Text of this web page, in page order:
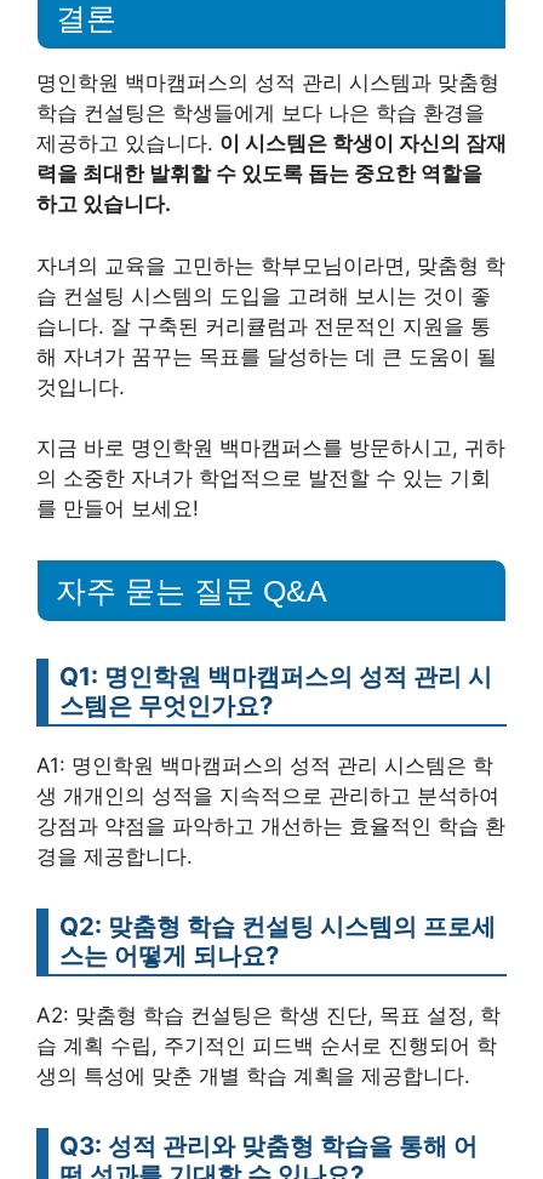
결론
명인학원 백마캠퍼스의 성적 관리 시스템과 맞춤형
학습 컨설팅은 학생들에게 보다 나은 학습 환경을
제공하고 있습니다. 이 시스템은 학생이 자신의 잠재
력을 최대한 발휘할 수 있도록 돕는 중요한 역할을
하고 있습니다.
자녀의 교육을 고민하는 학부모님이라면, 맞춤형 학
습 컨설팅 시스템의 도입을 고려해 보시는 것이 좋
습니다. 잘 구축된 커리큘럼과 전문적인 지원을 통
해 자녀가 꿈꾸는 목표를 달성하는 데 큰 도움이 될
것입니다.
지금 바로 명인학원 백마캠퍼스를 방문하시고, 귀하
의 소중한 자녀가 학업적으로 발전할 수 있는 기회
를 만들어 보세요!
자주 묻는 질문 Q&A
Q1: 명인학원 백마캠퍼스의 성적 관리 시
스템은 무엇인가요?
A1: 명인학원 백마캠퍼스의 성적 관리 시스템은 학
생 개개인의 성적을 지속적으로 관리하고 분석하여
강점과 약점을 파악하고 개선하는 효율적인 학습 환
경을 제공합니다.
Q2: 맞춤형 학습 컨설팅 시스템의 프로세
스는 어떻게 되나요?
A2: 맞춤형 학습 컨설팅은 학생 진단, 목표 설정, 학
습 계획 수립, 주기적인 피드백 순서로 진행되어 학
생의 특성에 맞춘 개별 학습 계획을 제공합니다.
Q3: 성적 관리와 맞춤형 학습을 통해 어